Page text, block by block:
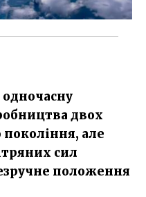
двох
але
сил
положення